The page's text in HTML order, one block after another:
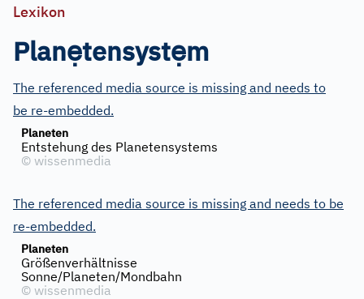
Lexikon
Planẹtensystẹm
The referenced media source is missing and needs to
be re-embedded.
Planeten
Entstehung des Planetensystems
© wissenmedia
The referenced media source is missing and needs to be
re-embedded.
Planeten
Größenverhältnisse
Sonne/Planeten/Mondbahn
© wissenmedia